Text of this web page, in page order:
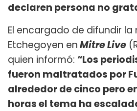
declaren persona no
El encargado de difundir
Etchegoyen enMitre Live
quien informó: “Los
fueron maltratados por
alrededor de cinco pero
horas el tema ha